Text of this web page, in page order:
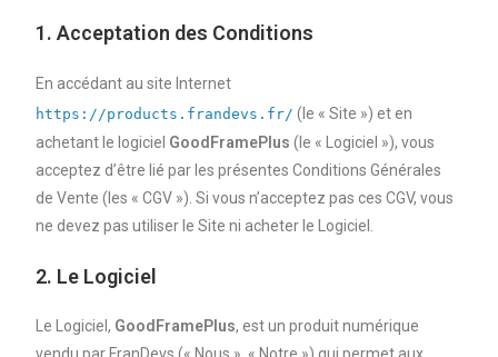
1. Acceptation des Conditions
En accédant au site Internet
https://products.frandevs.fr/ (le « Site ») et en
achetant le logiciel GoodFramePlus (le « Logiciel »), vous
acceptez d’être lié par les présentes Conditions Générales
de Vente (les « CGV »). Si vous n’acceptez pas ces CGV, vous
ne devez pas utiliser le Site ni acheter le Logiciel.
2. Le Logiciel
Le Logiciel, GoodFramePlus, est un produit numérique